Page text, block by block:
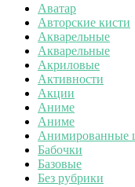
Аватар
Авторские кисти
Акварельные
Акварельные
Акриловые
Активности
Акции
Аниме
Аниме
Анимированные
Бабочки
Базовые
Без рубрики